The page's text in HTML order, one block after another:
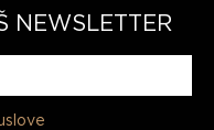
NEWSLETTER